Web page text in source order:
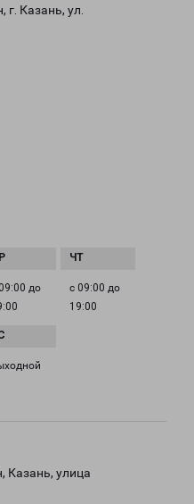
г. Казань, ул.
до
с 09:00 до
19:00
Казань, улица